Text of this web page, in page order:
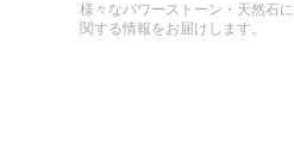
様々なパワーストーン・天然石に
関する情報をお届けします。